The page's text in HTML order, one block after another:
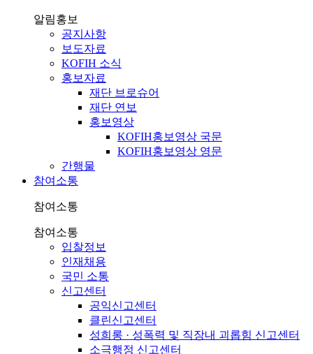
알림홍보
공지사항
보도자료
KOFIH 소식
홍보자료
재단 브로슈어
재단 연보
홍보영상
KOFIH홍보영상 국문
KOFIH홍보영상 영문
간행물
참여소통
참여소통
참여소통
입찰정보
인재채용
국민 소통
신고센터
공익신고센터
클린신고센터
성희롱 · 성폭력 및 직장내 괴롭힘 신고센터
소극행정 신고센터